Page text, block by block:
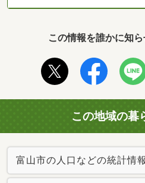
この情報を誰かに知
この地域の暮
富山市の人口などの統計情報